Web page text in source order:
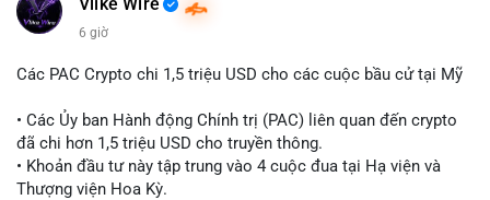
📰 Nguồn: CoinDesk
Vlike Wire
6 giờ
Các PAC Crypto chi 1,5 triệu USD cho các cuộc bầu cử tại Mỹ
• Các Ủy ban Hành động Chính trị (PAC) liên quan đến crypto
đã chi hơn 1,5 triệu USD cho truyền thông.
• Khoản đầu tư này tập trung vào 4 cuộc đua tại Hạ viện và
Thượng viện Hoa Kỳ.